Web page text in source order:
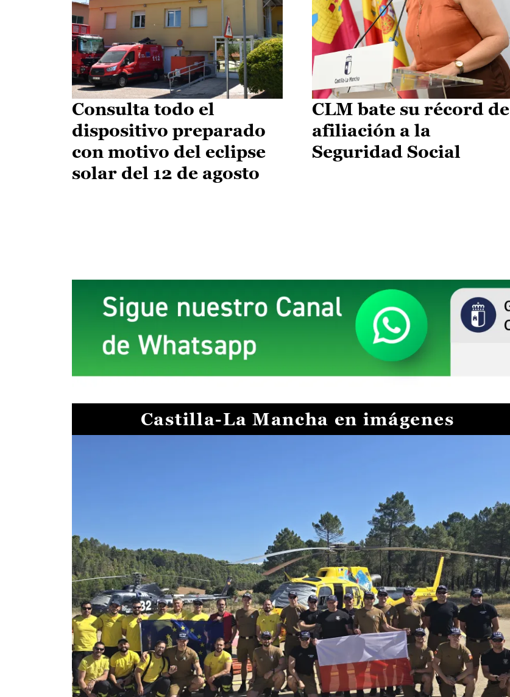
Consulta todo el
dispositivo preparado
con motivo del eclipse
solar del 12 de agosto
CLM bate su récord de
afiliación a la
Seguridad Social
Castilla-La Mancha en imágenes